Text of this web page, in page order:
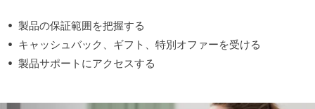
製品の保証範囲を把握する
キャッシュバック、ギフト、特別オファーを受ける
製品サポートにアクセスする